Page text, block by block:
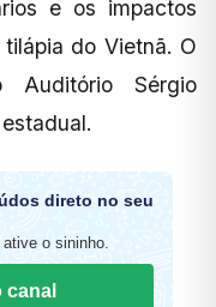
e os impactos
do Vietnã. O
Auditório Sérgio
direto no seu
o sininho.
canal